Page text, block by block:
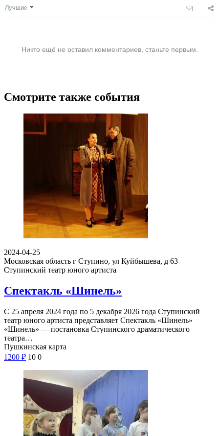
Лучшие
Никто ещё не оставил комментариев, станьте первым.
Смотрите также события
2024-04-25
Московская область г Ступино, ул Куйбышева, д 63
Ступинский театр юного артиста
Спектакль «Шинель»
С 25 апреля 2024 года по 5 декабря 2026 года Ступинский
театр юного артиста представляет Спектакль «Шинель»
«Шинель» — постановка Ступинского драматического
театра…
Пушкинская карта
1200 ₽ 10 0